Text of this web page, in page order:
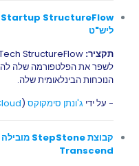
ליש"ט
תקציר:
לשפר את הפלטפורמה שלה
הנוכחות הבינלאומית שלה.
- על ידי ג'ונתן סימקוקס(
Transcend